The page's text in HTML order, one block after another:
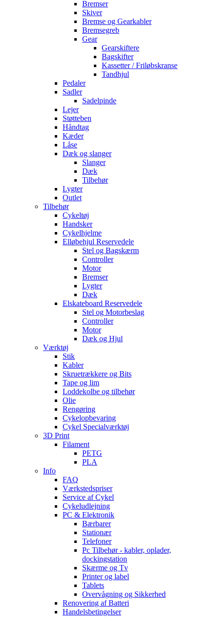
Bremser
Skiver
Bremse og Gearkabler
Bremsegreb
Gear
Gearskiftere
Bagskifter
Kassetter / Friløbskranse
Tandhjul
Pedaler
Sadler
Sadelpinde
Lejer
Støtteben
Håndtag
Kæder
Låse
Dæk og slanger
Slanger
Dæk
Tilbehør
Lygter
Outlet
Tilbehør
Cykeltøj
Handsker
Cykelhjelme
Elløbehjul Reservedele
Stel og Bagskærm
Controller
Motor
Bremser
Lygter
Dæk
Elskateboard Reservedele
Stel og Motorbeslag
Controller
Motor
Dæk og Hjul
Værktøj
Stik
Kabler
Skruetrækkere og Bits
Tape og lim
Loddekolbe og tilbehør
Olie
Rengøring
Cykelopbevaring
Cykel Specialværktøj
3D Print
Filament
PETG
PLA
Info
FAQ
Værkstedspriser
Service af Cykel
Cykeludlejning
PC & Elektronik
Bærbarer
Stationær
Telefoner
Pc Tilbehør - kabler, oplader,
dockingstation
Skærme og Tv
Printer og label
Tablets
Overvågning og Sikkerhed
Renovering af Batteri
Handelsbetingelser